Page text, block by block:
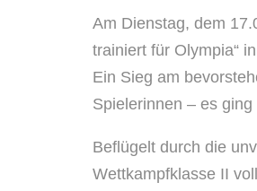
Am Dienstag, dem
trainiert für Olympia“
Ein Sieg am
Spielerinnen – es
Beflügelt durch die
Wettkampfklasse II